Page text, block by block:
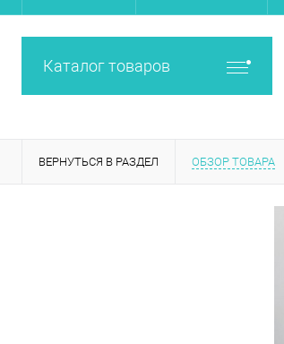
Каталог товаров
ВЕРНУТЬСЯ В РАЗДЕЛ ОБЗОР ТОВАРА